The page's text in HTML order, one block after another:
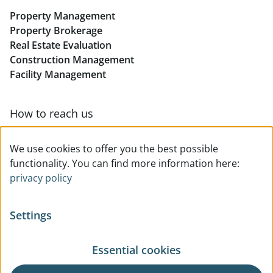
Retail in Linz
Property Management
Property Brokerage
Real Estate Evaluation
Construction Management
Facility Management
How to reach us
We use cookies to offer you the best possible
functionality. You can find more information here:
privacy policy
Settings
Essential cookies